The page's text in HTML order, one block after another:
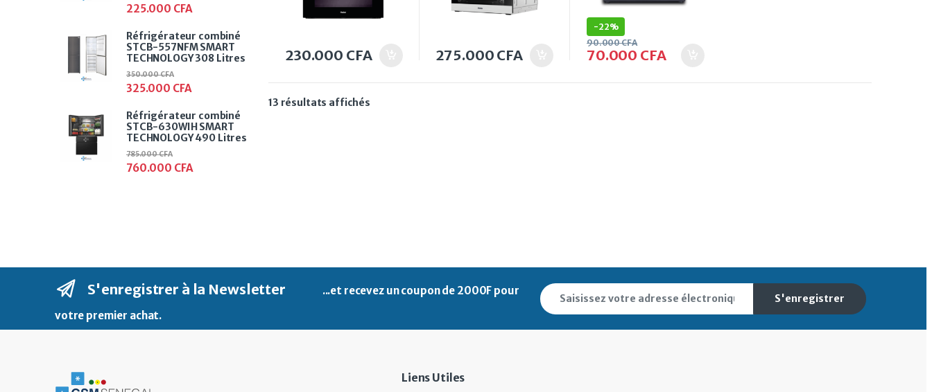
230.000 CFA 275.000 CFA
-22%
70.000 CFA
90.000CFA
13 résultats affichés
225.000 CFA
Réfrigérateur combiné
STCB-557NFM SMART
TECHNOLOGY 308 Litres
325.000 CFA
350.000CFA
Réfrigérateur combiné
STCB-630WIH SMART
TECHNOLOGY 490 Litres
760.000 CFA
785.000CFA
S'enregistrer à la Newsletter ...et recevez uncoupon de 2000F pour
votre premier achat.
S'enregistrer
Liens Utiles